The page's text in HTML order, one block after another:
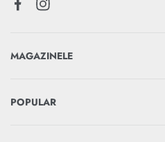
MAGAZINELE
POPULAR